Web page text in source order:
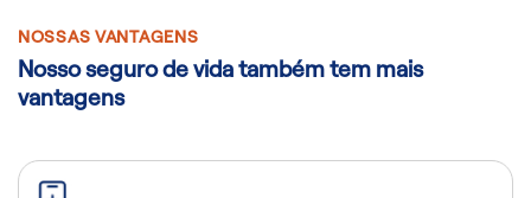
NOSSAS VANTAGENS
Nosso seguro de vida também tem mais
vantagens